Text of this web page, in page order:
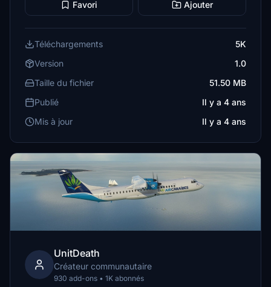
Favori Ajouter
Téléchargements
5K
Version
1.0
Taille du fichier
51.50 MB
Publié
Il y a 4 ans
Mis à jour
Il y a 4 ans
UnitDeath
Créateur communautaire
930 add-ons • 1K abonnés